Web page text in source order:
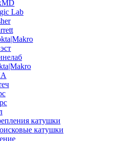
Lab
катушки
катушки